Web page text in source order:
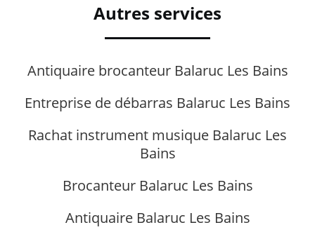
Autres services
Antiquaire brocanteur Balaruc Les Bains
Entreprise de débarras Balaruc Les Bains
Rachat instrument musique Balaruc Les
Bains
Brocanteur Balaruc Les Bains
Antiquaire Balaruc Les Bains